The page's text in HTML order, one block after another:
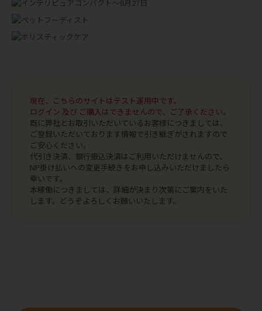
現在、こちらのサイトはテスト運用中です。
ログイン 及び ご購入はできませんので、ご了承ください。
既に弊社とお取引いただいているお客様につきましては、
ご登録いただいております情報で引き継ぎがされますので
ご安心ください。
代引き決済、銀行振込決済はご利用いただけませんので、
NP掛け払いへの変更手続きをお申し込みいただけましたら
幸いです。
本稼働につきましては、詳細が決まり次第にご案内をいた
します。どうぞよろしくお願いいたします。